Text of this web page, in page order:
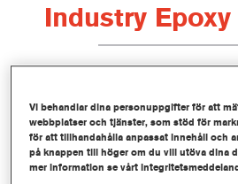
Industry
Produktfunktioner
Vi behandlar dina personuppgifter för att
webbplatser och tjänster, som stöd för
för att tillhandahålla anpassat innehåll och
på knappen till höger om du vill utöva dina
mer information se vårt